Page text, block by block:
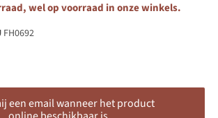
wel op voorraad in onze winkels.
FH0692
een email wanneer het product